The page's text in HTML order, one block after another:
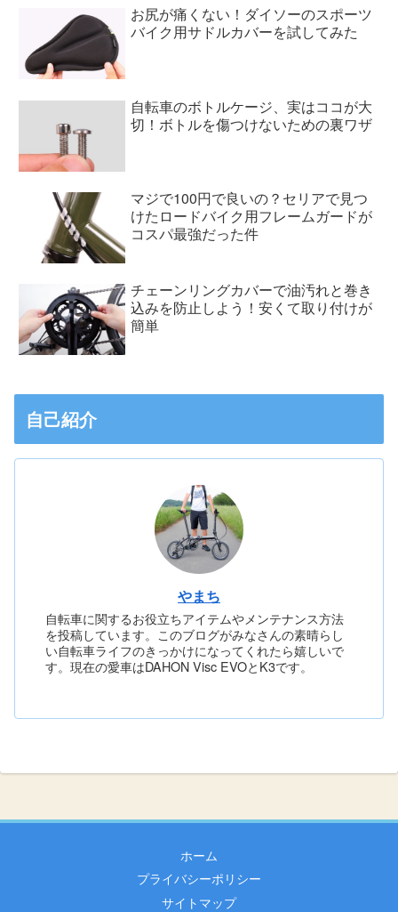
お尻が痛くない！ダイソーのスポーツ
バイク用サドルカバーを試してみた
自転車のボトルケージ、実はココが大
切！ボトルを傷つけないための裏ワザ
マジで100円で良いの？セリアで見つ
けたロードバイク用フレームガードが
コスパ最強だった件
チェーンリングカバーで油汚れと巻き
込みを防止しよう！安くて取り付けが
簡単
自己紹介
やまち
自転車に関するお役立ちアイテムやメンテナンス方法
を投稿しています。このブログがみなさんの素晴らし
い自転車ライフのきっかけになってくれたら嬉しいで
す。現在の愛車はDAHON Visc EVOとK3です。
ホーム
プライバシーポリシー
サイトマップ